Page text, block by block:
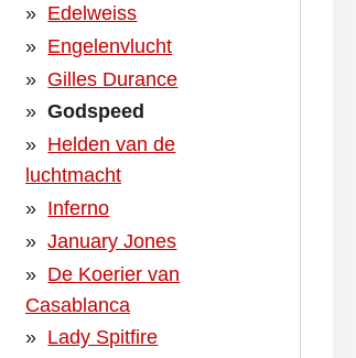
Edelweiss
Engelenvlucht
Gilles Durance
Godspeed
Helden van de
luchtmacht
Inferno
January Jones
De Koerier van
Casablanca
Lady Spitfire